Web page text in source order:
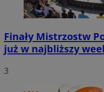
Finały Mistrzostw
już w najbliższy
3